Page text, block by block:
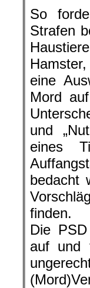
So
Strafen
eine
Mord
und
eines
bedacht
finden.
Die
auf und